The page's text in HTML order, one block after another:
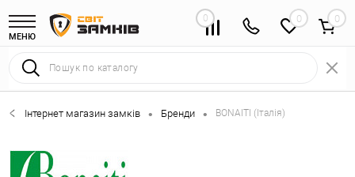
МЕНЮ
0 0
Інтернет магазин замків • Бренди • BONAITI (Італія)